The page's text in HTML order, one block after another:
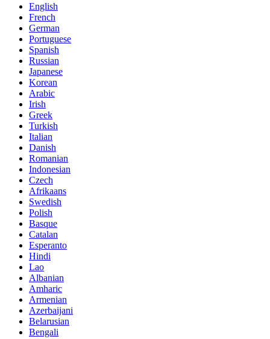
English
French
German
Portuguese
Spanish
Russian
Japanese
Korean
Arabic
Irish
Greek
Turkish
Italian
Danish
Romanian
Indonesian
Czech
Afrikaans
Swedish
Polish
Basque
Catalan
Esperanto
Hindi
Lao
Albanian
Amharic
Armenian
Azerbaijani
Belarusian
Bengali